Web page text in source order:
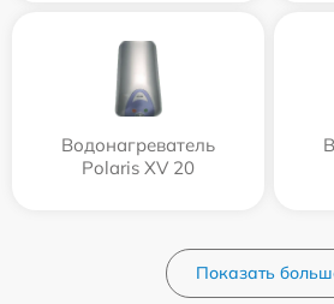
Водонагреватель
Polaris XV 20
Показать